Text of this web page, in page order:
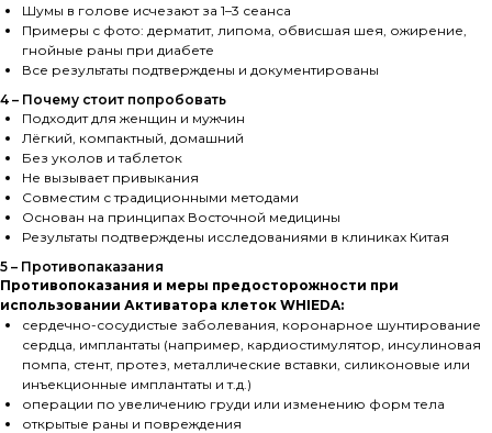
Шумы в голове исчезают за 1–3 сеанса
Примеры с фото: дерматит, липома, обвисшая шея, ожирение,
гнойные раны при диабете
Все результаты подтверждены и документированы
4 – Почему стоит попробовать
Подходит для женщин и мужчин
Лёгкий, компактный, домашний
Без уколов и таблеток
Не вызывает привыкания
Совместим с традиционными методами
Основан на принципах Восточной медицины
Результаты подтверждены исследованиями в клиниках Китая
5 – Противопаказания
Противопоказания и меры предосторожности при
использовании Активатора клеток WHIEDA:
сердечно-сосудистые заболевания, коронарное шунтирование
сердца, имплантаты (например, кардиостимулятор, инсулиновая
помпа, стент, протез, металлические вставки, силиконовые или
инъекционные имплантаты и т.д.)
операции по увеличению груди или изменению форм тела
открытые раны и повреждения